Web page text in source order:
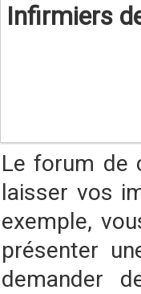
Infirmiers
Le forum de
laisser vos
exemple,
présenter
demander